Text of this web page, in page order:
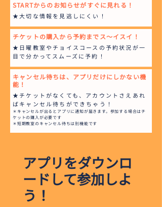
STARTからのお知らせがすぐに見れる！
★大切な情報を見逃しにくい！
チケットの購入から予約までス～イスイ！
★日曜教室やチョイスコースの予約状況が一
目で分かってスムーズに予約！
キャンセル待ちは、アプリだけにしかない機
能！
★チケットがなくても、アカウントさえあれ
ばキャンセル待ちができちゃう！
＊キャンセルが出るとアプリに通知が届きます。参加する場合はチ
ケットの購入が必要です
＊短期教室のキャンセル待ちは別機能です
アプリをダウンロ
ードして参加しよ
う！